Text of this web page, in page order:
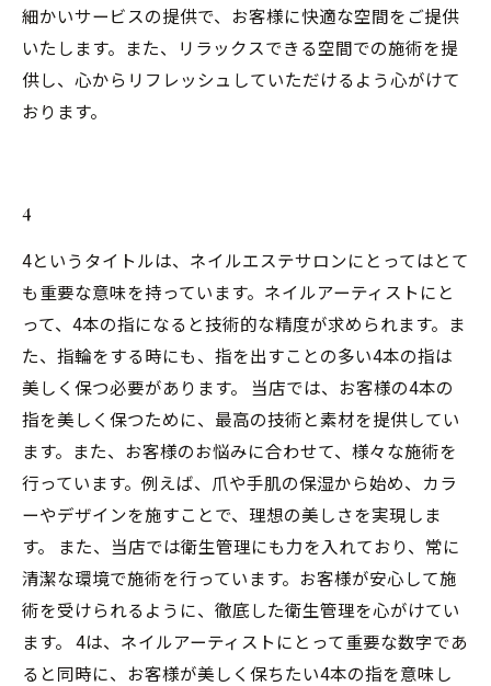
細かいサービスの提供で、お客様に快適な空間をご提供
いたします。また、リラックスできる空間での施術を提
供し、心からリフレッシュしていただけるよう心がけて
おります。
4
4というタイトルは、ネイルエステサロンにとってはとて
も重要な意味を持っています。ネイルアーティストにと
って、4本の指になると技術的な精度が求められます。ま
た、指輪をする時にも、指を出すことの多い4本の指は
美しく保つ必要があります。 当店では、お客様の4本の
指を美しく保つために、最高の技術と素材を提供してい
ます。また、お客様のお悩みに合わせて、様々な施術を
行っています。例えば、爪や手肌の保湿から始め、カラ
ーやデザインを施すことで、理想の美しさを実現しま
す。 また、当店では衛生管理にも力を入れており、常に
清潔な環境で施術を行っています。お客様が安心して施
術を受けられるように、徹底した衛生管理を心がけてい
ます。 4は、ネイルアーティストにとって重要な数字であ
ると同時に、お客様が美しく保ちたい4本の指を意味し